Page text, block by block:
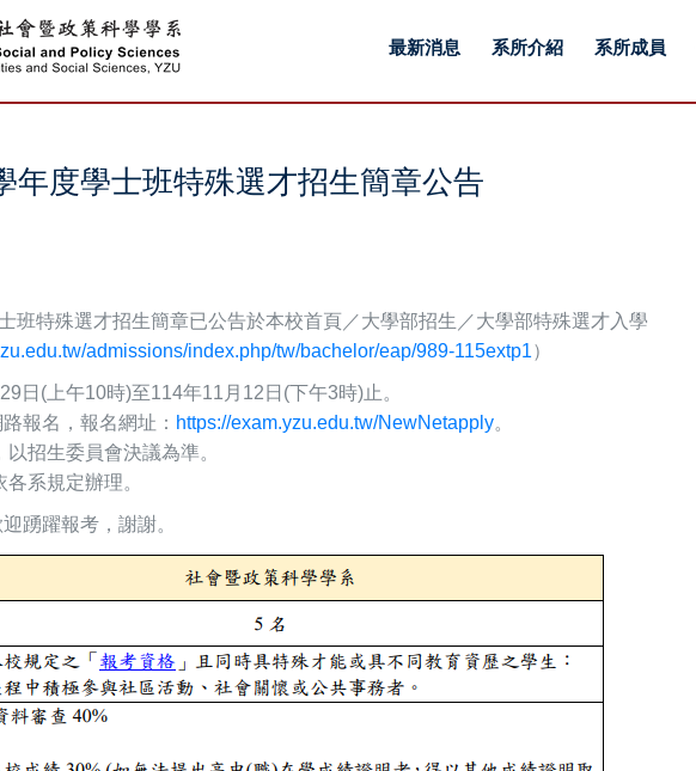
最新消息 系所介紹 系所成員
年度學士班特殊選才招生簡章公告
班特殊選才招生簡章已公告於本校首頁／大學部招生／大學部特殊選才入學
admissions/index.php/tw/bachelor/eap/989-115extp1）
日(上午10時)至114年11月12日(下午3時)止。
報名，報名網址： https://exam.yzu.edu.tw/NewNetapply。
招生委員會決議為準。
系規定辦理。
踴躍報考，謝謝。